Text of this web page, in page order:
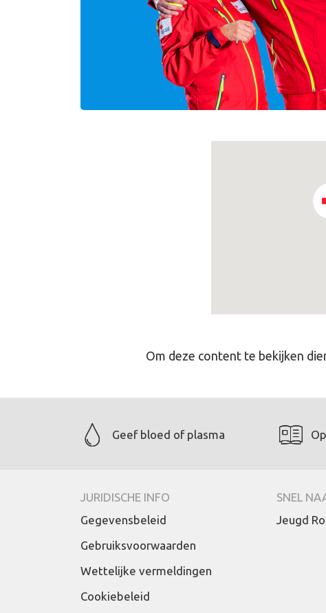
Om deze content te bekijken
Geef bloed of plasma
JURIDISCHE INFO
Gegevensbeleid
Gebruiksvoorwaarden
Wettelijke vermeldingen
Cookiebeleid
SNEL
Jeugd